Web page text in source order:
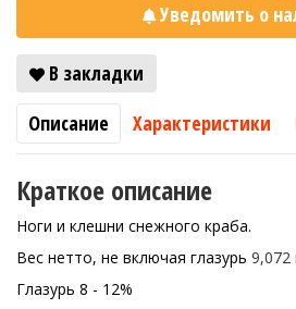
Уведомить о
В закладки
Описание
Характеристики
Краткое описание
Ноги и клешни снежного краба.
Вес нетто, не включая глазурь 9,072
Глазурь 8 - 12%